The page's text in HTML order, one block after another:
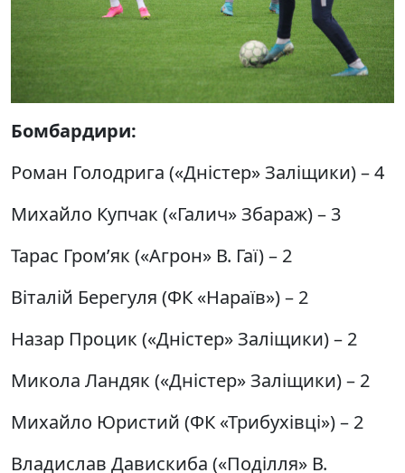
Бомбардири:
Роман Голодрига («Дністер» Заліщики) – 4
Михайло Купчак («Галич» Збараж) – 3
Тарас Гром’як («Агрон» В. Гаї) – 2
Віталій Берегуля (ФК «Нараїв») – 2
Назар Процик («Дністер» Заліщики) – 2
Микола Ландяк («Дністер» Заліщики) – 2
Михайло Юристий (ФК «Трибухівці») – 2
Владислав Давискиба («Поділля» В.